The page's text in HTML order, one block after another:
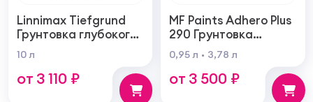
Linnimax Tiefgrund
Грунтовка глубокого
проникновения для
внутренних и
наружных работ
10 л
от 3 110 ₽
MF Paints Adhero Plus
290 Грунтовка
высшего качества из
100% акрилового
латекса для
0,95 л 3,78 л
от 3 500 ₽